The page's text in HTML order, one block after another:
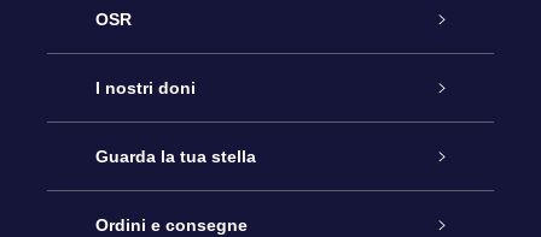
OSR
Assistenza
Contattaci
Blog
I nostri doni
Online Star Gift
Pacchetto regalo OSR
Guarda la tua stella
Registro stellare
Ordini e consegne